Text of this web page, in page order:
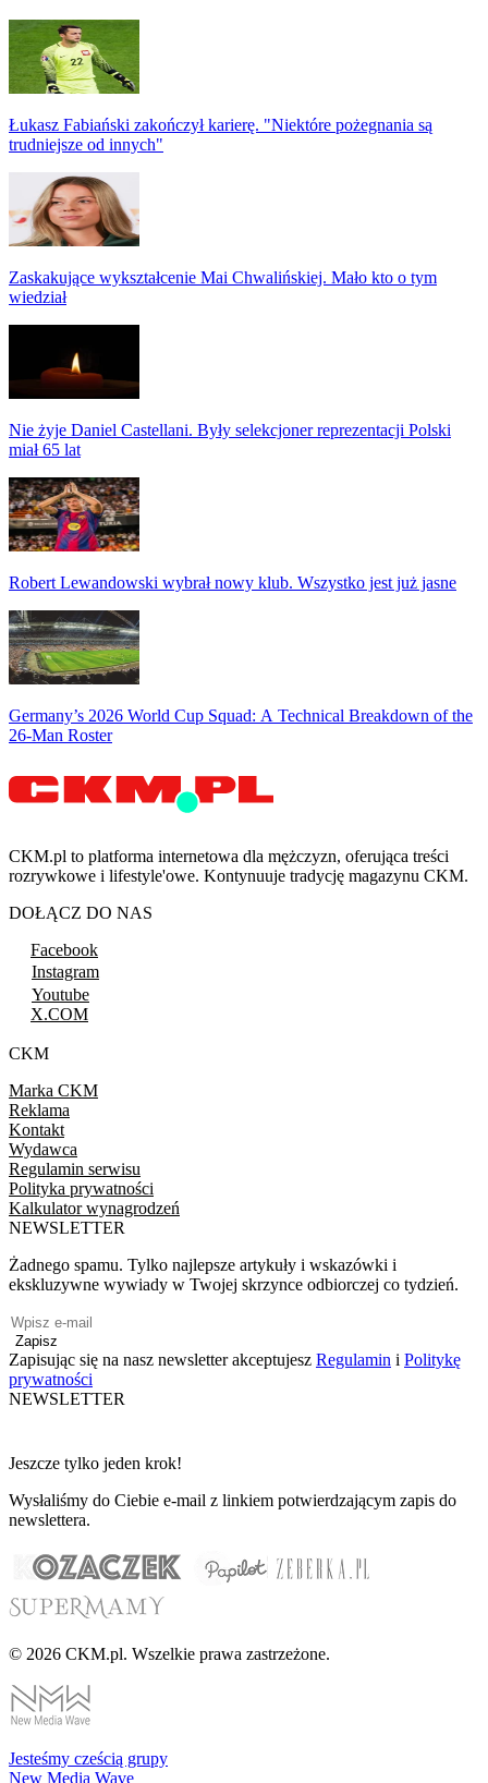
Łukasz Fabiański zakończył karierę. "Niektóre pożegnania są
trudniejsze od innych"
Zaskakujące wykształcenie Mai Chwalińskiej. Mało kto o tym
wiedział
Nie żyje Daniel Castellani. Były selekcjoner reprezentacji Polski
miał 65 lat
Robert Lewandowski wybrał nowy klub. Wszystko jest już jasne
Germany’s 2026 World Cup Squad: A Technical Breakdown of the
26-Man Roster
CKM.pl to platforma internetowa dla mężczyzn, oferująca treści
rozrywkowe i lifestyle'owe. Kontynuuje tradycję magazynu CKM.
DOŁĄCZ DO NAS
Facebook
Instagram
Youtube
X.COM
CKM
Marka CKM
Reklama
Kontakt
Wydawca
Regulamin serwisu
Polityka prywatności
Kalkulator wynagrodzeń
NEWSLETTER
Żadnego spamu. Tylko najlepsze artykuły i wskazówki i
ekskluzywne wywiady w Twojej skrzynce odbiorczej co tydzień.
Zapisz
Zapisując się na nasz newsletter akceptujesz Regulamin i Politykę
prywatności
NEWSLETTER
Jeszcze tylko jeden krok!
Wysłaliśmy do Ciebie e-mail z linkiem potwierdzającym zapis do
newslettera.
© 2026 CKM.pl. Wszelkie prawa zastrzeżone.
Jesteśmy cześcią grupy
New Media Wave